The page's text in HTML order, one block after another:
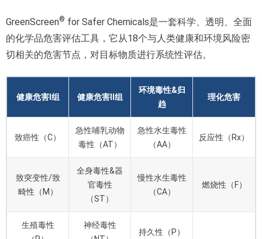
GreenScreen® for Safer Chemicals是一套科学、透明、全面
的化学品危害评估工具，它从18个与人类健康和环境风险密
切相关的危害节点，对目标物质进行系统性评估。
健康危害Ⅰ组 健康危害Ⅱ组
环境毒性&归
趋
理化危害
致癌性（C）
急性哺乳动物
毒性（AT）
急性水生毒性
（AA）
反应性（Rx）
致突变性/致
畸性（M）
全身毒性&器
官毒性
（ST）
慢性水生毒性
（CA）
燃烧性（F）
生殖毒性
神经毒性
持久性（P）